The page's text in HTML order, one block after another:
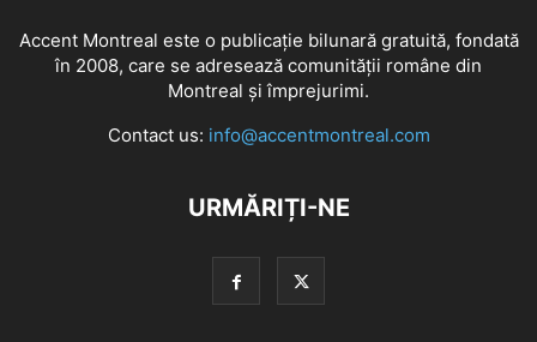
Accent Montreal este o publicație bilunară gratuită, fondată
în 2008, care se adresează comunităţii române din
Montreal şi împrejurimi.
Contact us: info@accentmontreal.com
URMĂRIȚI-NE